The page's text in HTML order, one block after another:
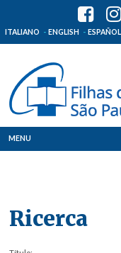
ITALIANO ENGLISH ESPAÑOL
MENU
Ricerca